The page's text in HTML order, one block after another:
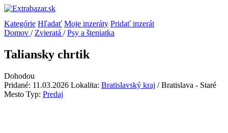
Kategórie Hľadať Moje inzeráty Pridať inzerát
Domov / Zvieratá / Psy a šteniatka
Taliansky chrtik
Dohodou
Pridané: 11.03.2026 Lokalita: Bratislavský kraj / Bratislava - Staré
Mesto Typ: Predaj